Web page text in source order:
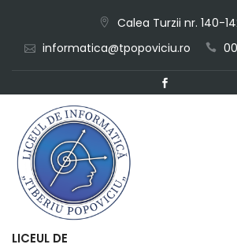
content
Calea Turzii nr. 140-
informatica@tpopoviciu.ro
LICEUL DE